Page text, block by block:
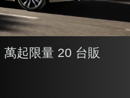
起限量 20 台販